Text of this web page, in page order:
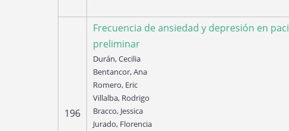
196
Frecuencia de ansiedad y depresión en
preliminar
Durán, Cecilia
Bentancor, Ana
Romero, Eric
Villalba, Rodrigo
Bracco, Jessica
Jurado, Florencia